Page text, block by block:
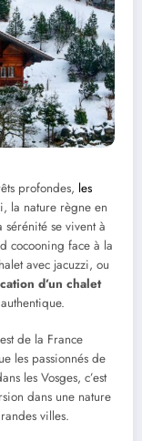
profondes, les
la nature règne en
se vivent à
cocooning face à la
avec jacuzzi, ou
d’un chalet
de la France
les passionnés de
les Vosges, c’est
dans une nature
villes.